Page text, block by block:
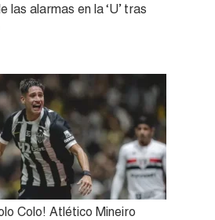
las alarmas en la ‘U’ tras
Colo! Atlético Mineiro